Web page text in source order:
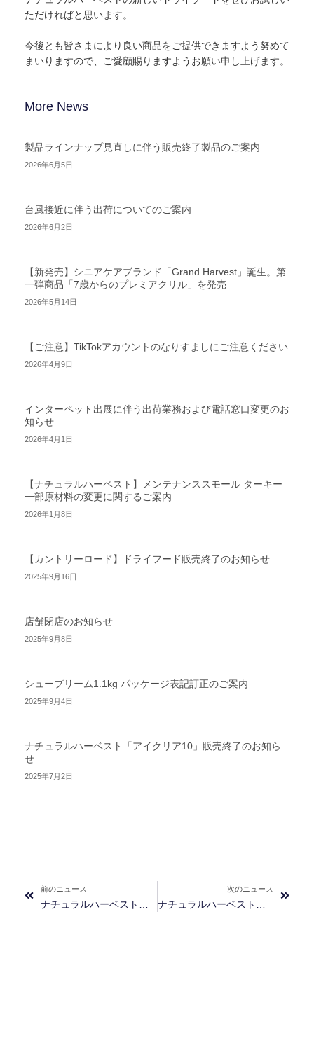
ただければと思います。
今後とも皆さまにより良い商品をご提供できますよう努めて
まいりますので、ご愛顧賜りますようお願い申し上げます。
More News
製品ラインナップ見直しに伴う販売終了製品のご案内
2026年6月5日
台風接近に伴う出荷についてのご案内
2026年6月2日
【新発売】シニアケアブランド「Grand Harvest」誕生。第
一弾商品「7歳からのプレミアクリル」を発売
2026年5月14日
【ご注意】TikTokアカウントのなりすましにご注意ください
2026年4月9日
インターペット出展に伴う出荷業務および電話窓口変更のお
知らせ
2026年4月1日
【ナチュラルハーベスト】メンテナンススモール ターキー
一部原材料の変更に関するご案内
2026年1月8日
【カントリーロード】ドライフード販売終了のお知らせ
2025年9月16日
店舗閉店のお知らせ
2025年9月8日
シュープリーム1.1kg パッケージ表記訂正のご案内
2025年9月4日
ナチュラルハーベスト「アイクリア10」販売終了のお知ら
せ
2025年7月2日
前のニュース 次のニュース